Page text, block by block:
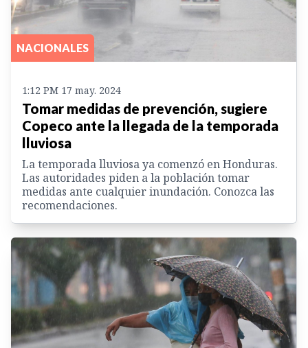
NACIONALES
1:12 PM 17 may. 2024
Tomar medidas de prevención, sugiere
Copeco ante la llegada de la temporada
lluviosa
La temporada lluviosa ya comenzó en Honduras.
Las autoridades piden a la población tomar
medidas ante cualquier inundación. Conozca las
recomendaciones.